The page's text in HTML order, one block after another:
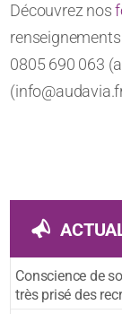
Découvrez nos
0805 690 063
Conscience de
très prisé des